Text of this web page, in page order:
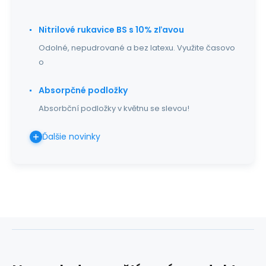
Nitrilové rukavice BS s 10% zľavou
Odolné, nepudrované a bez latexu. Využite časovo
o
Absorpčné podložky
Absorbční podložky v květnu se slevou!
Ďalšie novinky